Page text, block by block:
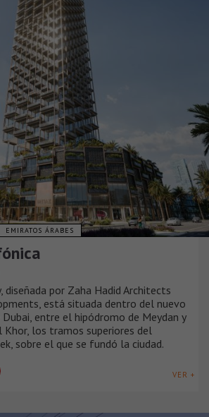
EMIRATOS ÁRABES
diseñada por Zaha Hadid Architects
está situada dentro del nuevo
entre el hipódromo de Meydan y
Khor, los tramos superiores del
sobre el que se fundó la ciudad.
VER +